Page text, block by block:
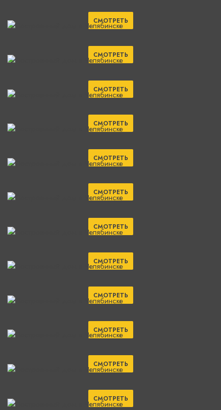
СМОТРЕТЬ
СМОТРЕТЬ
СМОТРЕТЬ
СМОТРЕТЬ
СМОТРЕТЬ
СМОТРЕТЬ
СМОТРЕТЬ
СМОТРЕТЬ
СМОТРЕТЬ
СМОТРЕТЬ
СМОТРЕТЬ
СМОТРЕТЬ